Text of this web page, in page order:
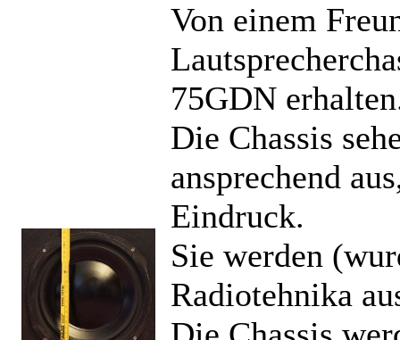
Von einem
75GDN
Die Chassis
ansprechend
Eindruck.
Sie werden
Radiotehnika